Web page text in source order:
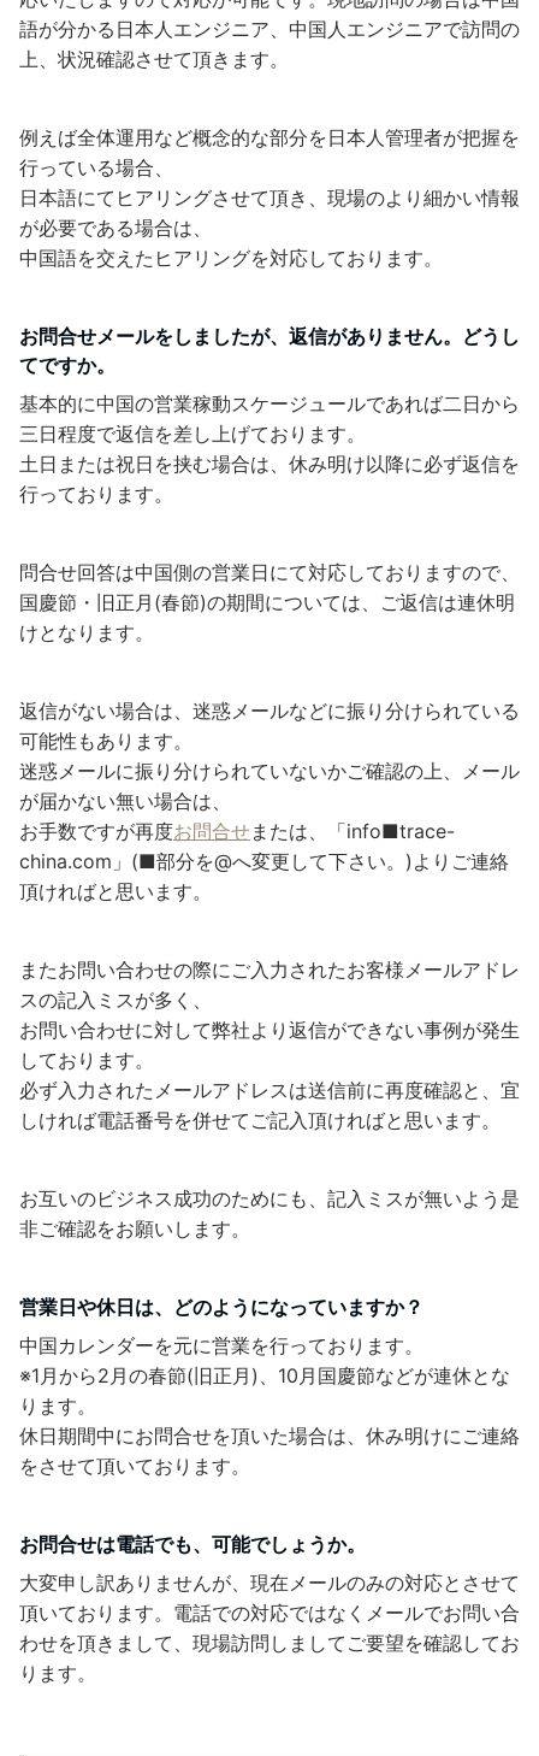
語が分かる日本人エンジニア、中国人エンジニアで訪問の
上、状況確認させて頂きます。
例えば全体運用など概念的な部分を日本人管理者が把握を
行っている場合、
日本語にてヒアリングさせて頂き、現場のより細かい情報
が必要である場合は、
中国語を交えたヒアリングを対応しております。
お問合せメールをしましたが、返信がありません。どうし
てですか。
基本的に中国の営業稼動スケージュールであれば二日から
三日程度で返信を差し上げております。
土日または祝日を挟む場合は、休み明け以降に必ず返信を
行っております。
問合せ回答は中国側の営業日にて対応しておりますので、
国慶節・旧正月(春節)の期間については、ご返信は連休明
けとなります。
返信がない場合は、迷惑メールなどに振り分けられている
可能性もあります。
迷惑メールに振り分けられていないかご確認の上、メール
が届かない無い場合は、
お手数ですが再度お問合せまたは、「info■trace-
china.com」(■部分を@へ変更して下さい。)よりご連絡
頂ければと思います。
またお問い合わせの際にご入力されたお客様メールアドレ
スの記入ミスが多く、
お問い合わせに対して弊社より返信ができない事例が発生
しております。
必ず入力されたメールアドレスは送信前に再度確認と、宜
しければ電話番号を併せてご記入頂ければと思います。
お互いのビジネス成功のためにも、記入ミスが無いよう是
非ご確認をお願いします。
営業日や休日は、どのようになっていますか？
中国カレンダーを元に営業を行っております。
※1月から2月の春節(旧正月)、10月国慶節などが連休とな
ります。
休日期間中にお問合せを頂いた場合は、休み明けにご連絡
をさせて頂いております。
お問合せは電話でも、可能でしょうか。
大変申し訳ありませんが、現在メールのみの対応とさせて
頂いております。電話での対応ではなくメールでお問い合
わせを頂きまして、現場訪問しましてご要望を確認してお
ります。